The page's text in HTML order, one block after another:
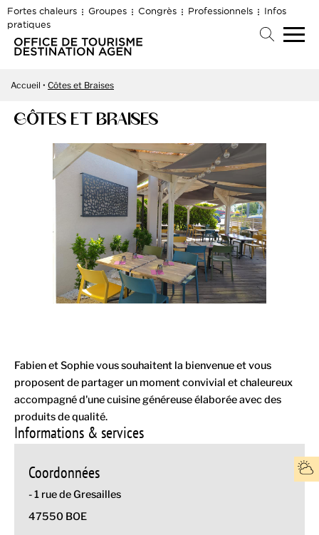
Fortes chaleurs Groupes Congrès Professionnels
Infos
pratiques
Accueil Côtes et Braises
CÔTES ET BRAISES
Fabien et Sophie vous souhaitent la bienvenue et vous
proposent de partager un moment convivial et chaleureux
accompagné d'une cuisine généreuse élaborée avec des
produits de qualité.
Informations & services
Coordonnées
- 1 rue de Gresailles
47550 BOE